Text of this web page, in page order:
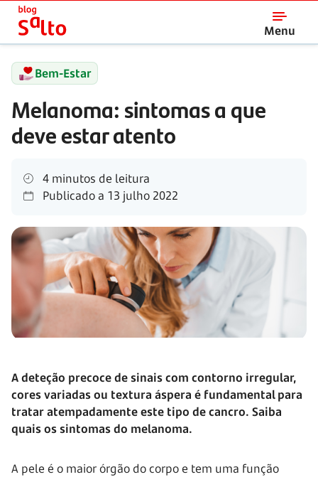
Menu
Salto
Bem-Estar
Melanoma: sintomas a que
deve estar atento
4 minutos de leitura
Publicado a 13 julho 2022
A deteção precoce de sinais com contorno irregular,
cores variadas ou textura áspera é fundamental para
tratar atempadamente este tipo de cancro. Saiba
quais os sintomas do melanoma.
A pele é o maior órgão do corpo e tem uma função